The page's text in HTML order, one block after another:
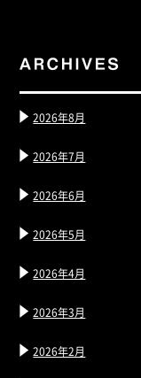
2026年8月
2026年7月
2026年6月
2026年5月
2026年4月
2026年3月
2026年2月